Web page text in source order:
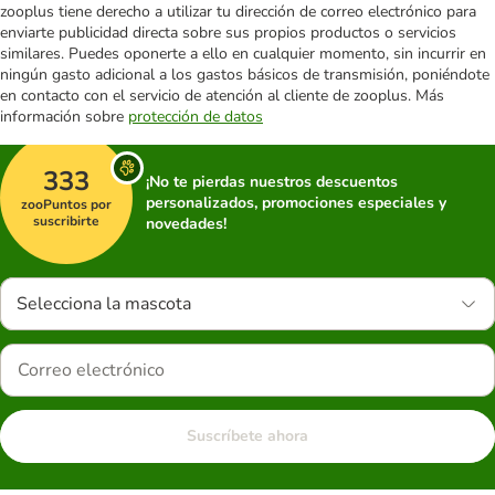
zooplus tiene derecho a utilizar tu dirección de correo electrónico para
enviarte publicidad directa sobre sus propios productos o servicios
similares. Puedes oponerte a ello en cualquier momento, sin incurrir en
ningún gasto adicional a los gastos básicos de transmisión, poniéndote
en contacto con el servicio de atención al cliente de zooplus. Más
información sobre protección de datos
333
zooPuntos por
suscribirte
¡No te pierdas nuestros descuentos
personalizados, promociones especiales y
novedades!
Selecciona la mascota
Suscríbete ahora